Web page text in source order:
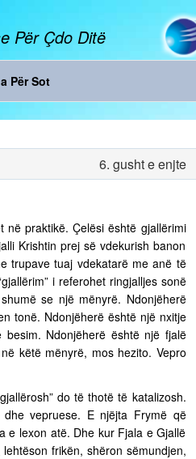
Për Çdo Ditë
Për Sot
6. gusht e enjte
praktikë. Çelësi është gjallërimi
Krishtin prej së vdekurish banon
trupave tuaj vdekatarë me anë të
i referohet ringjalljes sonë
se një mënyrë. Ndonjëherë
tonë. Ndonjëherë është një nxitje
Ndonjëherë është një fjalë
këtë mënyrë, mos hezito. Vepro
do të thotë të katalizosh.
vepruese. E njëjta Frymë që
e lexon atë. Dhe kur Fjala e Gjallë
frikën, shëron sëmundjen,